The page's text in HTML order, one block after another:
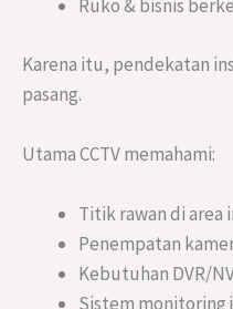
Ruko & bisnis
Karena itu, pendekatan
pasang.
Utama CCTV memahami:
Titik rawan di area
Penempatan
Kebutuhan DVR/
Sistem monitoring